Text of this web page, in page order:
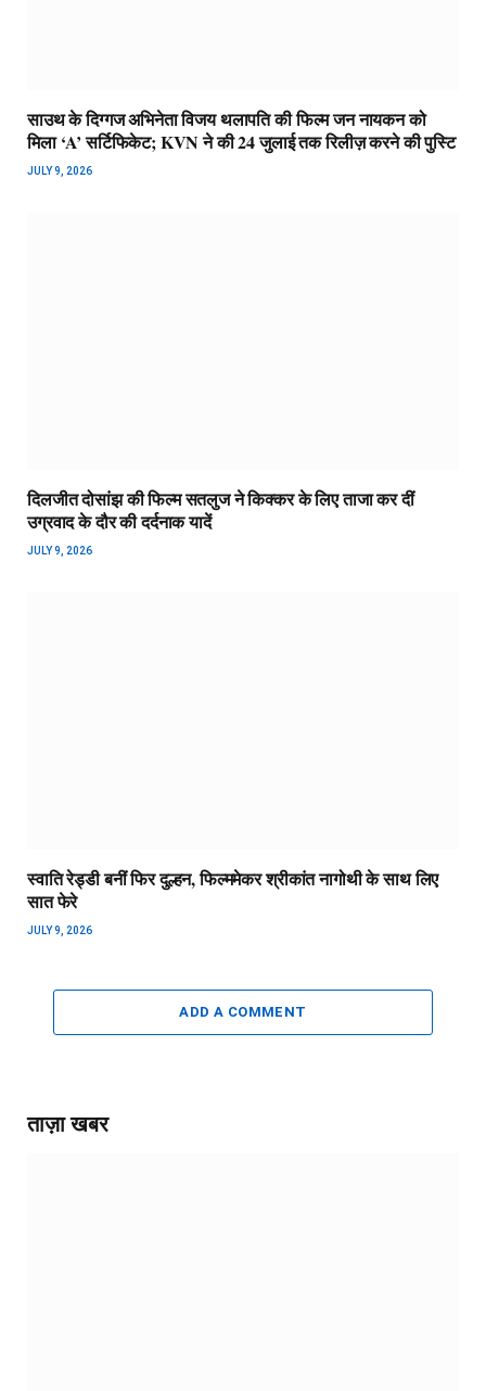
साउथ के दिग्गज अभिनेता विजय थलापति की फिल्म जन नायकन को
मिला ‘A’ सर्टिफिकेट; KVN ने की 24 जुलाई तक रिलीज़ करने की पुस्टि
JULY 9, 2026
दिलजीत दोसांझ की फिल्म सतलुज ने किक्कर के लिए ताजा कर दीं
उग्रवाद के दौर की दर्दनाक यादें
JULY 9, 2026
स्वाति रेड्डी बनीं फिर दुल्हन, फिल्ममेकर श्रीकांत नागोथी के साथ लिए
सात फेरे
JULY 9, 2026
ADD A COMMENT
ताज़ा खबर